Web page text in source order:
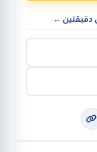
دقيقتين ←